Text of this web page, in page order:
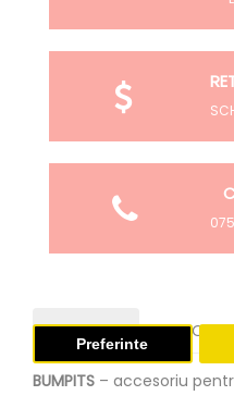
Preferinte
Descriere
BUMPITS – accesoriu